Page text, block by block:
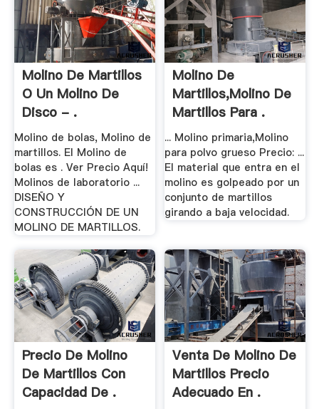
Molino De Martillos
O Un Molino De
Disco - .
Molino de bolas, Molino de
martillos. El Molino de
bolas es . Ver Precio Aquí!
Molinos de laboratorio ...
DISEÑO Y
CONSTRUCCIÓN DE UN
MOLINO DE MARTILLOS.
Molino De
Martillos,Molino De
Martillos Para .
... Molino primaria,Molino
para polvo grueso Precio: ...
El material que entra en el
molino es golpeado por un
conjunto de martillos
girando a baja velocidad.
Precio De Molino
De Martillos Con
Capacidad De .
Venta De Molino De
Martillos Precio
Adecuado En .